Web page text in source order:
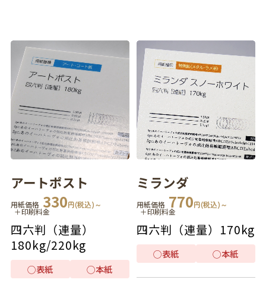
アートポスト
用紙価格 330円(税込)～
＋印刷料金
四六判（連量）
180kg/220kg
◯表紙 ◯本紙
ミランダ
用紙価格 770円(税込)～
＋印刷料金
四六判（連量） 170kg
◯表紙 ◯本紙